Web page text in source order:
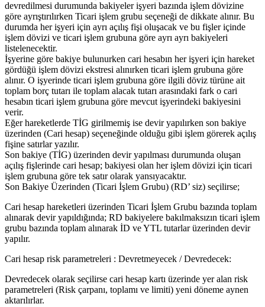
devredilmesi durumunda bakiyeler işyeri bazında işlem dövizine
göre ayrıştırılırken Ticari işlem grubu seçeneği de dikkate alınır. Bu
durumda her işyeri için ayrı açılış fişi oluşacak ve bu fişler içinde
işlem dövizi ve ticari işlem grubuna göre ayrı ayrı bakiyeleri
listelenecektir.
İşyerine göre bakiye bulunurken cari hesabın her işyeri için hareket
gördüğü işlem dövizi ekstresi alınırken ticari işlem grubuna göre
alınır. O işyerinde ticari işlem grubuna göre ilgili döviz türüne ait
toplam borç tutarı ile toplam alacak tutarı arasındaki fark o cari
hesabın ticari işlem grubuna göre mevcut işyerindeki bakiyesini
verir.
Eğer hareketlerde TİG girilmemiş ise devir yapılırken son bakiye
üzerinden (Cari hesap) seçeneğinde olduğu gibi işlem görerek açılış
fişine satırlar yazılır.
Son bakiye (TİG) üzerinden devir yapılması durumunda oluşan
açılış fişlerinde cari hesap; bakiyesi olan her işlem dövizi için ticari
işlem grubuna göre tek satır olarak yansıyacaktır.
Son Bakiye Üzerinden (Ticari İşlem Grubu) (RD’ siz) seçilirse;
Cari hesap hareketleri üzerinden Ticari İşlem Grubu bazında toplam
alınarak devir yapıldığında; RD bakiyelere bakılmaksızın ticari işlem
grubu bazında toplam alınarak İD ve YTL tutarlar üzerinden devir
yapılır.
Cari hesap risk parametreleri : Devretmeyecek / Devredecek:
Devredecek olarak seçilirse cari hesap kartı üzerinde yer alan risk
parametreleri (Risk çarpanı, toplamı ve limiti) yeni döneme aynen
aktarılırlar.